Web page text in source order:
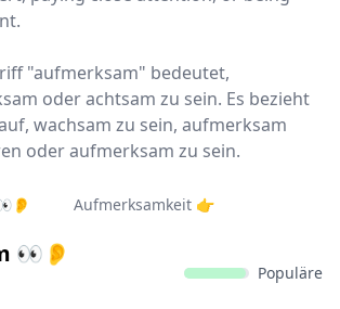
"aufmerksam" bedeutet,
oder achtsam zu sein. Es bezieht
wachsam zu sein, aufmerksam
oder aufmerksam zu sein.
Aufmerksamkeit 👉
👀👂
Populäre